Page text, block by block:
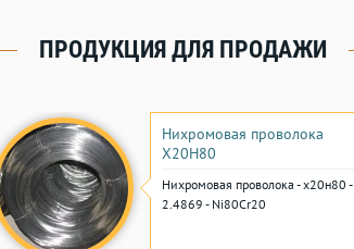
ПРОДУКЦИЯ ДЛЯ ПРОДАЖИ
Нихромовая проволока
Х20Н80
Нихромовая проволока - х20н80 -
2.4869 - Ni80Cr20